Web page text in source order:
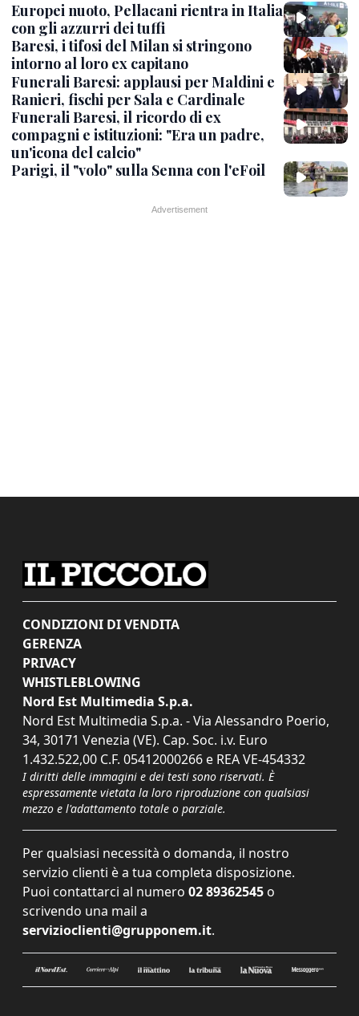
Europei nuoto, Pellacani rientra in Italia
con gli azzurri dei tuffi
Baresi, i tifosi del Milan si stringono
intorno al loro ex capitano
Funerali Baresi: applausi per Maldini e
Ranieri, fischi per Sala e Cardinale
Funerali Baresi, il ricordo di ex
compagni e istituzioni: "Era un padre,
un'icona del calcio"
Parigi, il "volo" sulla Senna con l'eFoil
CONDIZIONI DI VENDITA
GERENZA
PRIVACY
WHISTLEBLOWING
Nord Est Multimedia S.p.a.
Nord Est Multimedia S.p.a. - Via Alessandro Poerio,
34, 30171 Venezia (VE). Cap. Soc. i.v. Euro
1.432.522,00 C.F. 05412000266 e REA VE-454332
I diritti delle immagini e dei testi sono riservati. È
espressamente vietata la loro riproduzione con qualsiasi
mezzo e l'adattamento totale o parziale.
Per qualsiasi necessità o domanda, il nostro
servizio clienti è a tua completa disposizione.
Puoi contattarci al numero 02 89362545 o
scrivendo una mail a
servizioclienti@grupponem.it.